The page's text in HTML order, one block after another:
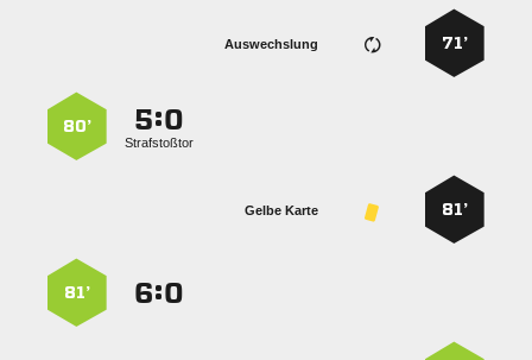
71’
Auswechslung
:
Strafstoßtor
80’
81’
Gelbe Karte
:
81’